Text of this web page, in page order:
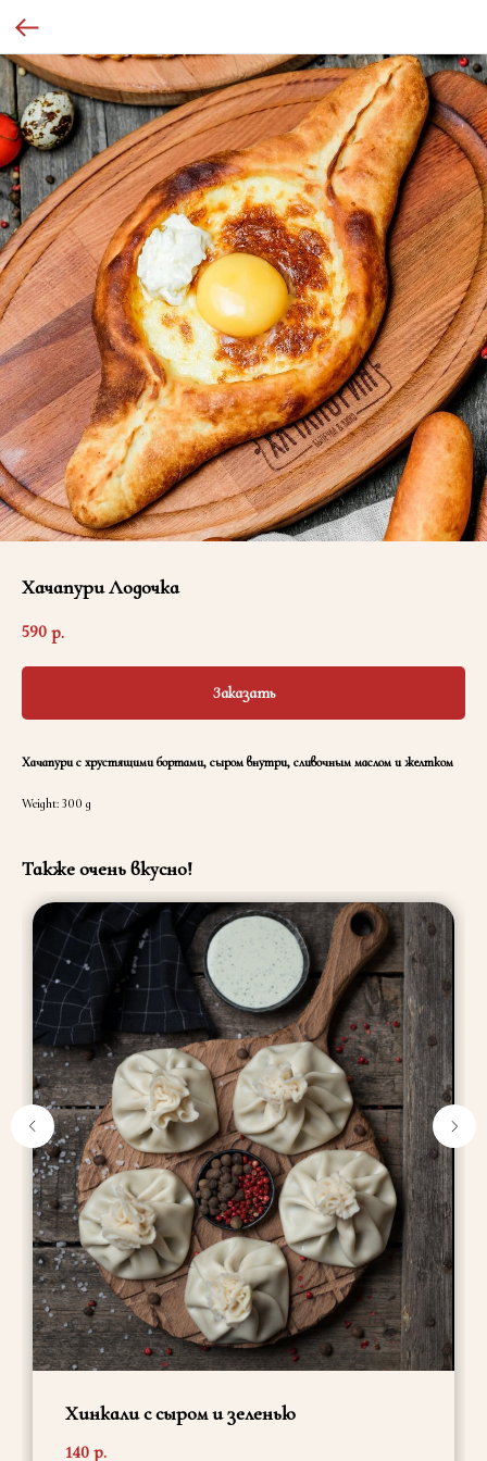
Хачапури Лодочка
590 р.
Заказать
Хачапури с хрустящими бортами, сыром внутри, сливочным маслом и желтком
Weight: 300 g
Также очень вкусно!
Хинкали с сыром и зеленью
140 р.